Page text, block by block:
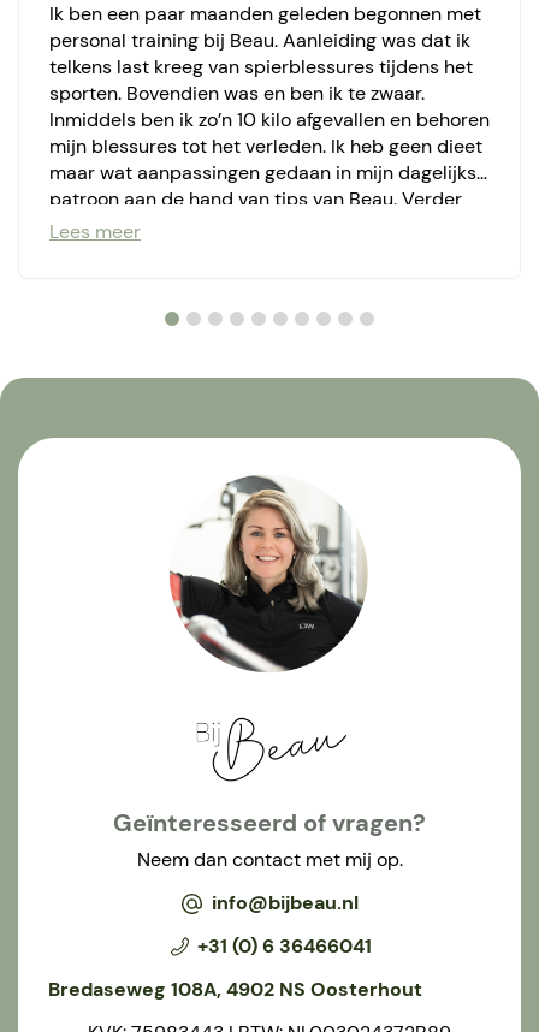
Ik ben een paar maanden geleden begonnen met
personal training bij Beau. Aanleiding was dat ik
telkens last kreeg van spierblessures tijdens het
sporten. Bovendien was en ben ik te zwaar.
Inmiddels ben ik zo’n 10 kilo afgevallen en behoren
mijn blessures tot het verleden. Ik heb geen dieet
maar wat aanpassingen gedaan in mijn dagelijks
patroon aan de hand van tips van Beau. Verder
iedere week rekken en strekken en krachttraining
Lees meer
Geïnteresseerd of vragen?
Neem dan contact met mij op.
info@bijbeau.nl
+31 (0) 6 36466041
Bredaseweg 108A, 4902 NS Oosterhout